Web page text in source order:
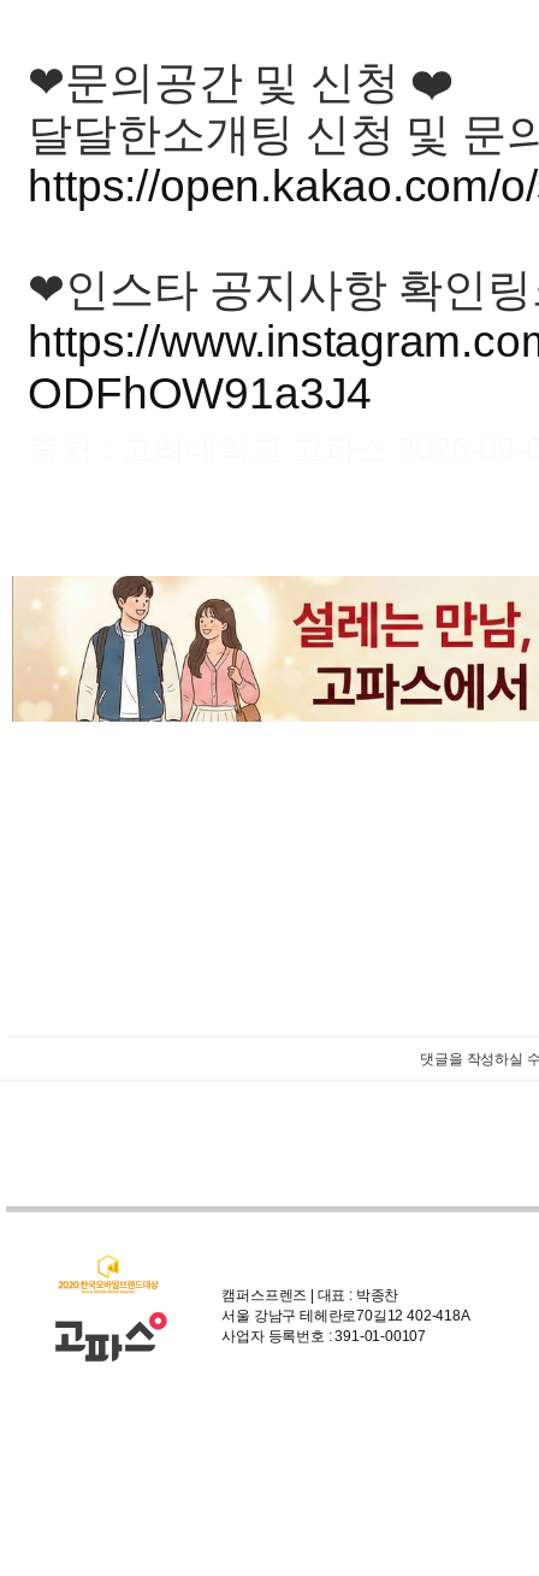
❤문의공간 및 신청 ❤️
달달한소개팅 신청 및 문
https://open.kakao.com/
❤인스타 공지사항 확인
https://
ODFhOW91a3J4
댓글을 작성하실
캠퍼스프렌즈 | 대표 : 박종찬
서울 강남구 테헤란로70길12 402-418A
사업자 등록번호 : 391-01-00107